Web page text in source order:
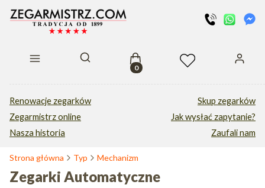
Otwórz wyszukiwarkęProdukty w koszyku: 0. Zobacz
Renowacje zegarków
Zegarmistrz online
Nasza historia
Skup zegarków
Jak wysłać zapytanie?
Zaufali nam
Strona główna Typ Mechanizm
Zegarki Automatyczne